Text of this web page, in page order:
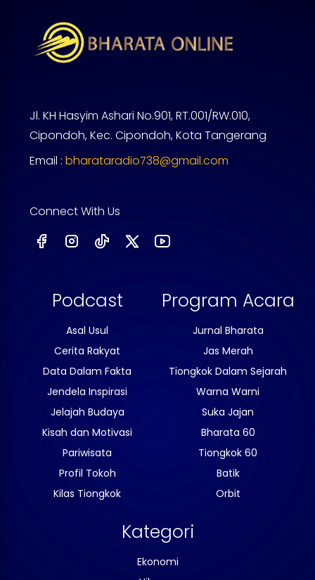
Jl. KH Hasyim Ashari No.901, RT.001/RW.010,
Cipondoh, Kec. Cipondoh, Kota Tangerang
Email : bharataradio738@gmail.com
Connect With Us
Podcast
Asal Usul
Cerita Rakyat
Data Dalam Fakta
Jendela Inspirasi
Jelajah Budaya
Kisah dan Motivasi
Pariwisata
Profil Tokoh
Kilas Tiongkok
Program Acara
Jurnal Bharata
Jas Merah
Tiongkok Dalam Sejarah
Warna Warni
Suka Jajan
Bharata 60
Tiongkok 60
Batik
Orbit
Kategori
Ekonomi